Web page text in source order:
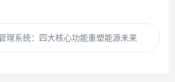
理系统：四大核心功能重塑能源未来